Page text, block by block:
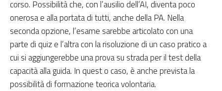
corso. Possibilità che, con l’ausilio dell’AI, diventa poco
onerosa e alla portata di tutti, anche della PA. Nella
seconda opzione, l’esame sarebbe articolato con una
parte di quiz e l’altra con la risoluzione di un caso pratico a
cui si aggiungerebbe una prova su strada per il test della
capacità alla guida. In quest o caso, è anche prevista la
possibilità di formazione teorica volontaria.